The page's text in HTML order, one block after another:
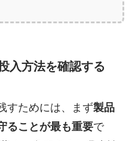
入方法を確認する
すためには、まず製品
ることが最も重要で